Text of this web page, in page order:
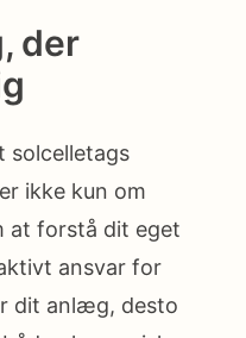
der
solcelletags
ikke kun om
at forstå dit eget
ansvar for
dit anlæg, desto